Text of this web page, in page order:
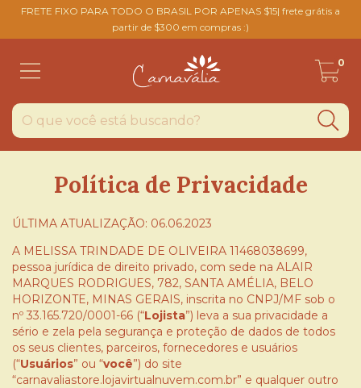
FRETE FIXO PARA TODO O BRASIL POR APENAS $15| frete grátis a
partir de $300 em compras :)
0
Política de Privacidade
ÚLTIMA ATUALIZAÇÃO: 06.06.2023
A MELISSA TRINDADE DE OLIVEIRA 11468038699,
pessoa jurídica de direito privado, com sede na ALAIR
MARQUES RODRIGUES, 782, SANTA AMÉLIA, BELO
HORIZONTE, MINAS GERAIS, inscrita no CNPJ/MF sob o
nº 33.165.720/0001-66 (“Lojista”) leva a sua privacidade a
sério e zela pela segurança e proteção de dados de todos
os seus clientes, parceiros, fornecedores e usuários
(“Usuários” ou “você”) do site
“carnavaliastore.lojavirtualnuvem.com.br” e qualquer outro